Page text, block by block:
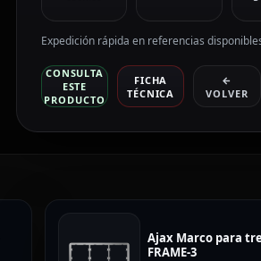
Expedición rápida en referencias
CONSULTA
ESTE
PRODUCTO
FICHA
TÉCNICA
←
VOLVER
Ajax Marco para
FRAME-3